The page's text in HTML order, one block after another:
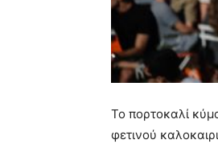
Το πορτοκαλί
φετινού